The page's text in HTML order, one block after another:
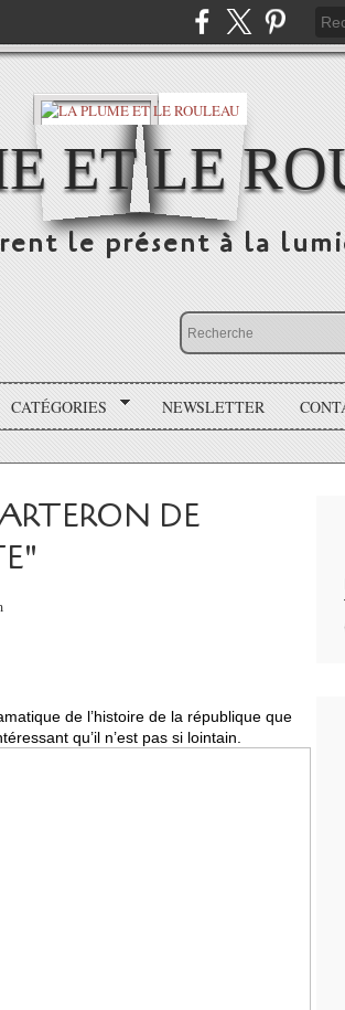
ET LE
le présent à la
CATÉGORIES NEWSLETTER
DE
de l’histoire de la république que
qu’il n’est pas si lointain.